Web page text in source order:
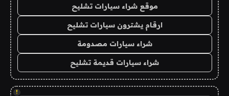
موقع شراء سيارات تشليح
ارقام يشترون سيارات تشليح
شراء سيارات مصدومة
شراء سيارات قديمة تشليح
!